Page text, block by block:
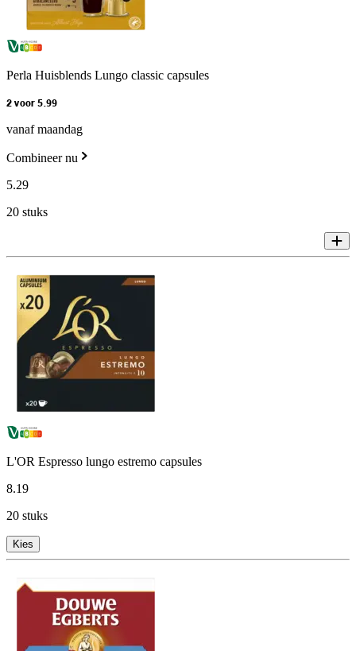
Perla Huisblends Lungo classic capsules
2 voor 5.99
vanaf maandag
Combineer nu
5.29
20 stuks
L'OR Espresso lungo estremo capsules
8.19
20 stuks
Kies